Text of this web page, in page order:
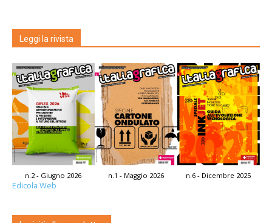
Leggi la rivista
n.2 - Giugno 2026 n.1 - Maggio 2026 n.6 - Dicembre 2025
Edicola Web